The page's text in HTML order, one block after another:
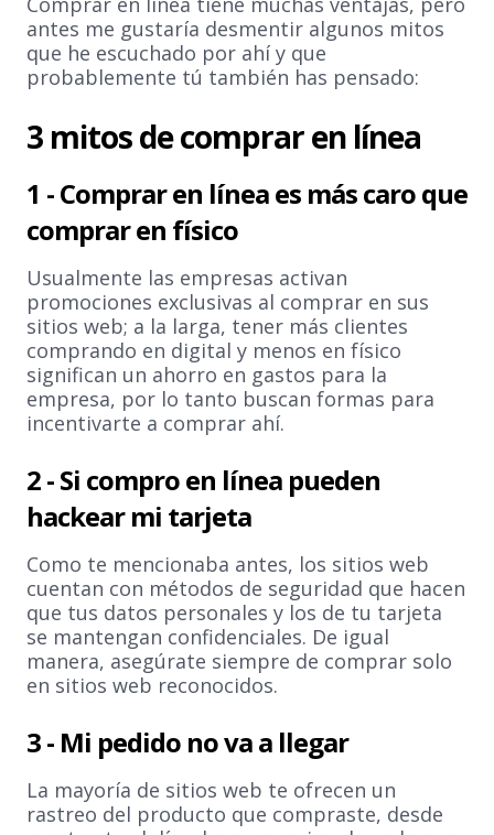
antes me gustaría desmentir algunos mitos
que he escuchado por ahí y que
probablemente tú también has pensado:
3 mitos de comprar en línea
1 - Comprar en línea es más caro que
comprar en físico
Usualmente las empresas activan
promociones exclusivas al comprar en sus
sitios web; a la larga, tener más clientes
comprando en digital y menos en físico
significan un ahorro en gastos para la
empresa, por lo tanto buscan formas para
incentivarte a comprar ahí.
2 - Si compro en línea pueden
hackear mi tarjeta
Como te mencionaba antes, los sitios web
cuentan con métodos de seguridad que hacen
que tus datos personales y los de tu tarjeta
se mantengan confidenciales. De igual
manera, asegúrate siempre de comprar solo
en sitios web reconocidos.
3 - Mi pedido no va a llegar
La mayoría de sitios web te ofrecen un
rastreo del producto que compraste, desde